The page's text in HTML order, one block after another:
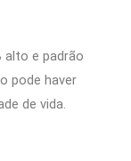
alto e padrão
pode haver
de vida.